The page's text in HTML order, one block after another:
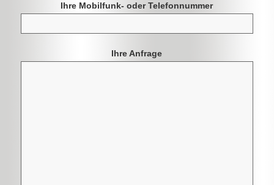
Ihre Mobilfunk- oder Telefonnummer
Ihre Anfrage